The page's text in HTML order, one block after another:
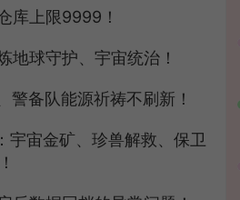
库上限9999！
地球守护、宇宙统治！
警备队能源祈祷不刷新！
宇宙金矿、珍兽解救、保卫